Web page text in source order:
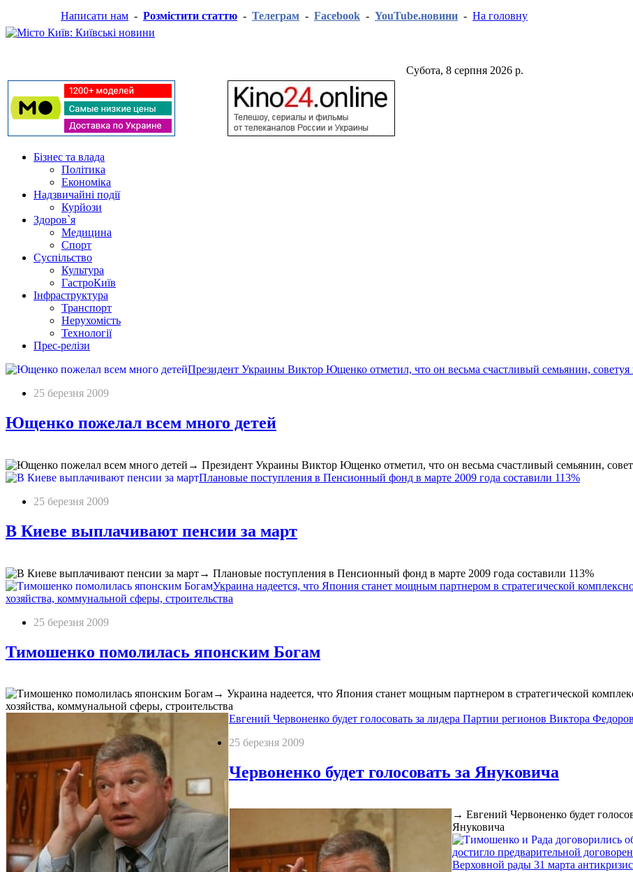
Написати нам - Розмістити статтю - Телеграм - Facebook - YouTube.новини - На головну
Субота, 8 серпня 2026 р.
Бізнес та влада
Політика
Економіка
Надзвичайні події
Курйози
Здоров`я
Медицина
Спорт
Суспільство
Культура
ГастроКиїв
Інфраструктура
Транспорт
Нерухомість
Технології
Прес-релізи
Президент Украины Виктор Ющенко отметил, что он весьма счастливый семьянин,
25 березня 2009
Ющенко пожелал всем много детей
→ Президент Украины Виктор Ющенко отметил, что он весьма счастливый семьянин,
Плановые поступления в Пенсионный фонд в марте 2009 года составили 113%
25 березня 2009
В Киеве выплачивают пенсии за март
→ Плановые поступления в Пенсионный фонд в марте 2009 года составили 113%
Украина надеется, что Япония станет мощным партнером в стратегической
хозяйства, коммунальной сферы, строительства
25 березня 2009
Тимошенко помолилась японским Богам
→ Украина надеется, что Япония станет мощным партнером в стратегической
хозяйства, коммунальной сферы, строительства
Евгений Червоненко будет голосовать за лидера Партии регионов Виктора
25 березня 2009
Червоненко будет голосовать за Януковича
→ Евгений Червоненко будет
Януковича
достигло предварительной
Верховной рады 31 марта